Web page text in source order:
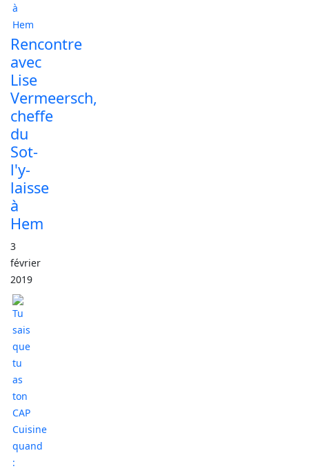
Rencontre
avec
Lise
Vermeersch,
cheffe
du
Sot-
l'y-
laisse
à
Hem
3
février
2019